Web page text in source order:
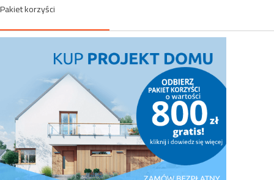
Pakiet korzyści